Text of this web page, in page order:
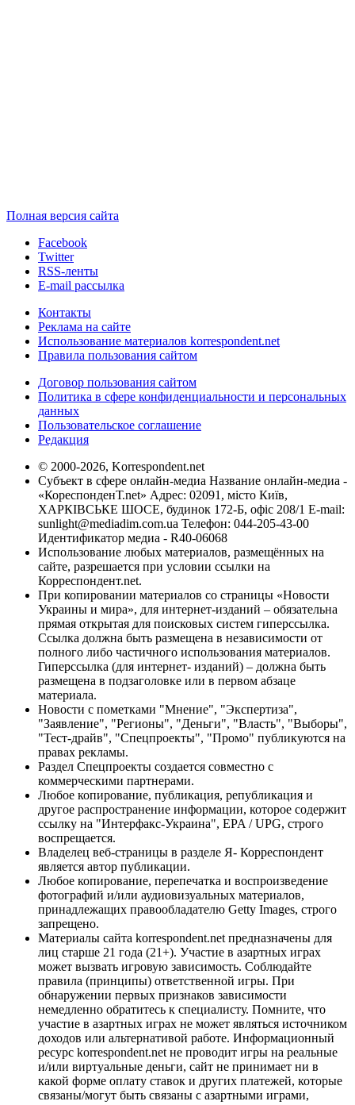
Полная версия сайта
Facebook
Twitter
RSS-ленты
E-mail рассылка
Контакты
Реклама на сайте
Использование материалов korrespondent.net
Правила пользования сайтом
Договор пользования сайтом
Политика в сфере конфиденциальности и персональных
данных
Пользовательское соглашение
Редакция
© 2000-2026, Korrespondent.net
Субъект в сфере онлайн-медиа Название онлайн-медиа -
«КореспонденТ.net» Адрес: 02091, місто Київ,
ХАРКІВСЬКЕ ШОСЕ, будинок 172-Б, офіс 208/1 E-mail:
sunlight@mediadim.com.ua Телефон: 044-205-43-00
Идентификатор медиа - R40-06068
Использование любых материалов, размещённых на
сайте, разрешается при условии ссылки на
Корреспондент.net.
При копировании материалов со страницы «Новости
Украины и мира», для интернет-изданий – обязательна
прямая открытая для поисковых систем гиперссылка.
Ссылка должна быть размещена в независимости от
полного либо частичного использования материалов.
Гиперссылка (для интернет- изданий) – должна быть
размещена в подзаголовке или в первом абзаце
материала.
Новости с пометками "Мнение", "Экспертиза",
"Заявление", "Регионы", "Деньги", "Власть", "Выборы",
"Тест-драйв", "Спецпроекты", "Промо" публикуются на
правах рекламы.
Раздел Спецпроекты создается совместно с
коммерческими партнерами.
Любое копирование, публикация, републикация и
другое распространение информации, которое содержит
ссылку на "Интерфакс-Украина", EPA / UPG, строго
воспрещается.
Владелец веб-страницы в разделе Я- Корреспондент
является автор публикации.
Любое копирование, перепечатка и воспроизведение
фотографий и/или аудиовизуальных материалов,
принадлежащих правообладателю Getty Images, строго
запрещено.
Материалы сайта korrespondent.net предназначены для
лиц старше 21 года (21+). Участие в азартных играх
может вызвать игровую зависимость. Соблюдайте
правила (принципы) ответственной игры. При
обнаружении первых признаков зависимости
немедленно обратитесь к специалисту. Помните, что
участие в азартных играх не может являться источником
доходов или альтернативой работе. Информационный
ресурс korrespondent.net не проводит игры на реальные
и/или виртуальные деньги, сайт не принимает ни в
какой форме оплату ставок и других платежей, которые
связаны/могут быть связаны с азартными играми,